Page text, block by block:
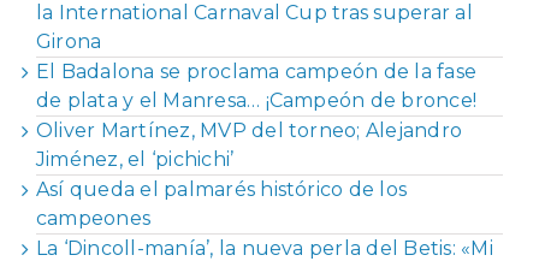
la International Carnaval Cup tras superar al
Girona
El Badalona se proclama campeón de la fase
de plata y el Manresa… ¡Campeón de bronce!
Oliver Martínez, MVP del torneo; Alejandro
Jiménez, el ‘pichichi’
Así queda el palmarés histórico de los
campeones
La ‘Dincoll-manía’, la nueva perla del Betis: «Mi